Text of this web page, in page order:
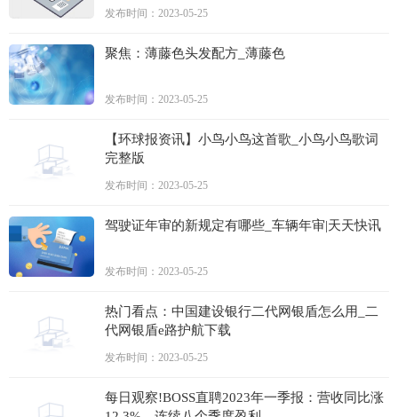
发布时间：2023-05-25
聚焦：薄藤色头发配方_薄藤色
发布时间：2023-05-25
【环球报资讯】小鸟小鸟这首歌_小鸟小鸟歌词
完整版
发布时间：2023-05-25
驾驶证年审的新规定有哪些_车辆年审|天天快讯
发布时间：2023-05-25
热门看点：中国建设银行二代网银盾怎么用_二
代网银盾e路护航下载
发布时间：2023-05-25
每日观察!BOSS直聘2023年一季报：营收同比涨